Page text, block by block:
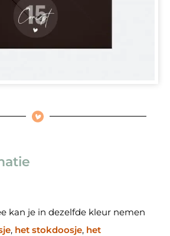
kan je in dezelfde kleur nemen
, het stokdoosje, het